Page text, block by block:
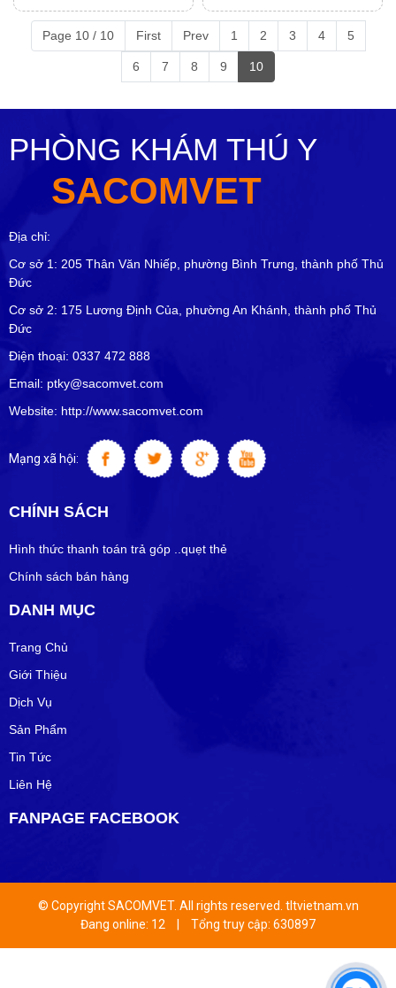
Page 10 / 10 First Prev 1 2 3 4 5
6 7 8 9 10
PHÒNG KHÁM THÚ Y
SACOMVET
Địa chỉ:
Cơ sở 1: 205 Thân Văn Nhiếp, phường Bình Trưng, thành phố Thủ
Đức
Cơ sở 2: 175 Lương Định Của, phường An Khánh, thành phố Thủ
Đức
Điện thoại: 0337 472 888
Email: ptky@sacomvet.com
Website: http://www.sacomvet.com
Mạng xã hội:
CHÍNH SÁCH
Hình thức thanh toán trả góp ..quẹt thẻ
Chính sách bán hàng
DANH MỤC
Trang Chủ
Giới Thiệu
Dịch Vụ
Sản Phẩm
Tin Tức
Liên Hệ
FANPAGE FACEBOOK
© Copyright SACOMVET. All rights reserved. tltvietnam.vn
Đang online: 12
Tổng truy cập: 630897